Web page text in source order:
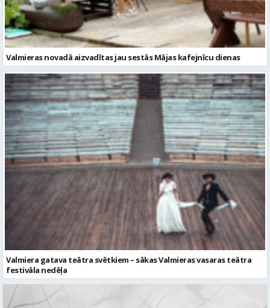
Valmieras novadā aizvadītas jau sestās Mājas kafejnīcu dienas
Valmiera gatava teātra svētkiem – sākas Valmieras vasaras teātra
festivāla nedēļa